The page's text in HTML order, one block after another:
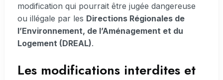
modification qui pourrait être jugée dangereuse
ou illégale par les Directions Régionales de
l’Environnement, de l’Aménagement et du
Logement (DREAL).
Les modifications interdites et